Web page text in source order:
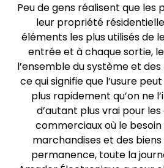
Peu de gens réalisent que les
leur propriété
éléments les plus utilisés de
entrée et à chaque sortie,
l’ensemble du système et
ce qui signifie que l’usure
plus rapidement qu’on ne
d’autant plus vrai pour
commerciaux où le
marchandises et des
permanence, toute la